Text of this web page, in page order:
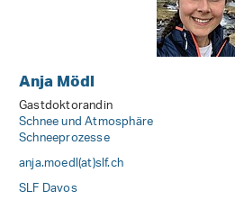
Anja Mödl
Gastdoktorandin
Schnee und Atmosphäre
Schneeprozesse
anja.moedl(at)slf.ch
SLF Davos